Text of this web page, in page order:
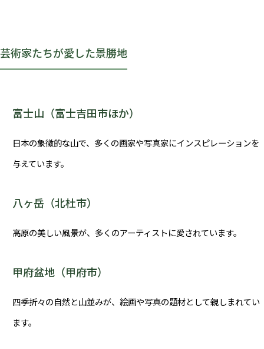
芸術家たちが愛した景勝地
富士山（富士吉田市ほか）
日本の象徴的な山で、多くの画家や写真家にインスピレーションを
与えています。
八ヶ岳（北杜市）
高原の美しい風景が、多くのアーティストに愛されています。
甲府盆地（甲府市）
四季折々の自然と山並みが、絵画や写真の題材として親しまれてい
ます。